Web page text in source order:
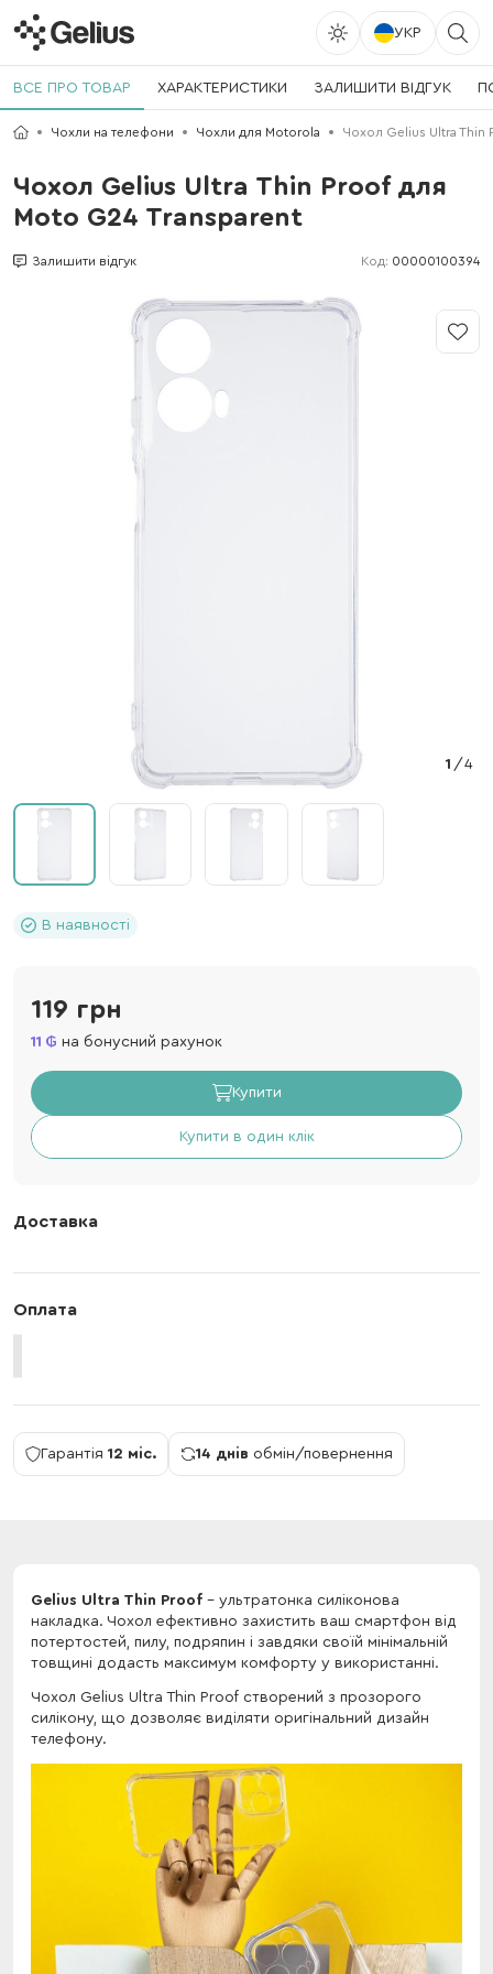
УКР
ВСЕ ПРО ТОВАР ХАРАКТЕРИСТИКИ ЗАЛИШИТИ ВІДГУК
Чохли на телефони Чохли для Motorola Чохол Gelius Ultra Thin
Чохол Gelius Ultra Thin Proof для
Moto G24 Transparent
Залишити відгук Код: 00000100394
1 /4
В наявності
119 грн
11 на бонусний рахунок
Купити
Купити в один клік
Доставка
Оплата
Гарантія 12 міс. 14 днів обмін/повернення
Gelius Ultra Thin Proof - ультратонка силіконова
накладка. Чохол ефективно захистить ваш смартфон від
потертостей, пилу, подряпин і завдяки своїй мінімальній
товщині додасть максимум комфорту у використанні.
Чохол Gelius Ultra Thin Proof створений з прозорого
силікону, що дозволяє виділяти оригінальний дизайн
телефону.